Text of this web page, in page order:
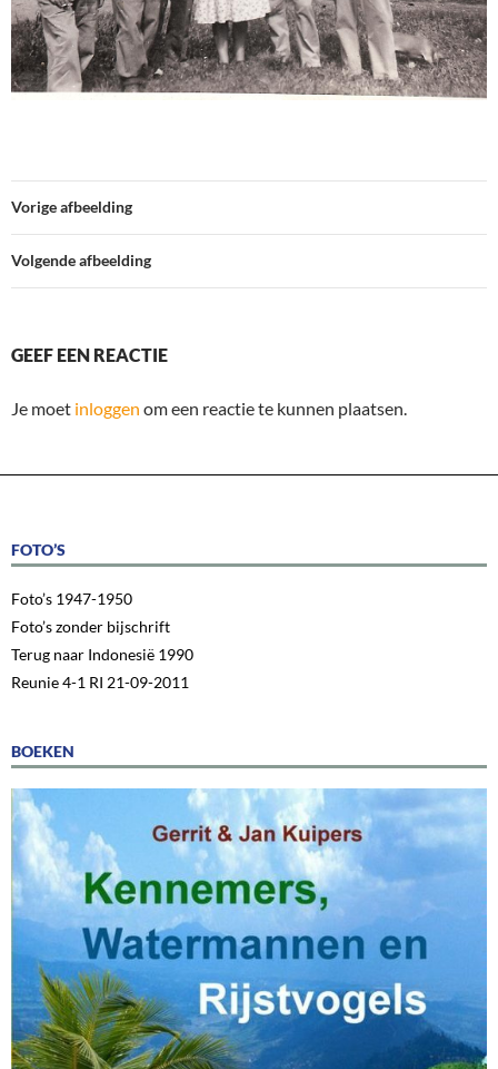
Vorige afbeelding
Volgende afbeelding
GEEF EEN REACTIE
Je moet inloggen om een reactie te kunnen plaatsen.
FOTO’S
Foto’s 1947-1950
Foto’s zonder bijschrift
Terug naar Indonesië 1990
Reunie 4-1 RI 21-09-2011
BOEKEN